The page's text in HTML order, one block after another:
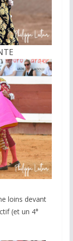
loins devant
(et un 4°